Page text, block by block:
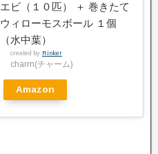
エビ（１０匹） ＋ 巻きたて
ウィローモスボール １個
（水中葉）
created by Rinker
charm(チャーム)
Amazon